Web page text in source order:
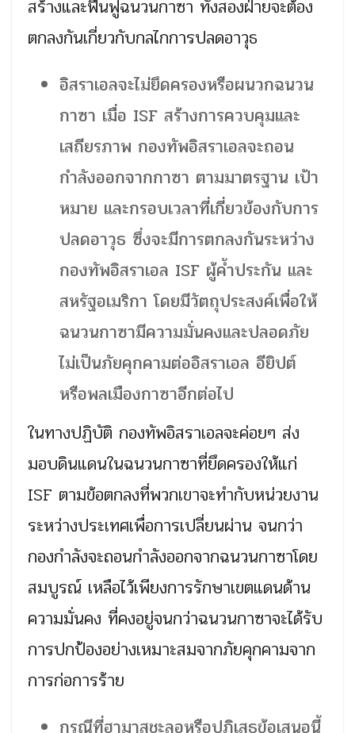
สร้างและฟื้นฟูฉนวนกาซา ทั้งสองฝ่ายจะต้อง
ตกลงกันเกี่ยวกับกลไกการปลดอาวุธ
อิสราเอลจะไม่ยึดครองหรือผนวกฉนวน
กาซา เมื่อ ISF สร้างการควบคุมและ
เสถียรภาพ กองทัพอิสราเอลจะถอน
กำลังออกจากกาซา ตามมาตรฐาน เป้า
หมาย และกรอบเวลาที่เกี่ยวข้องกับการ
ปลดอาวุธ ซึ่งจะมีการตกลงกันระหว่าง
กองทัพอิสราเอล ISF ผู้ค้ำประกัน และ
สหรัฐอเมริกา โดยมีวัตถุประสงค์เพื่อให้
ฉนวนกาซามีความมั่นคงและปลอดภัย
ไม่เป็นภัยคุกคามต่ออิสราเอล อียิปต์
หรือพลเมืองกาซาอีกต่อไป
ในทางปฏิบัติ กองทัพอิสราเอลจะค่อยๆ ส่ง
มอบดินแดนในฉนวนกาซาที่ยึดครองให้แก่
ISF ตามข้อตกลงที่พวกเขาจะทำกับหน่วยงาน
ระหว่างประเทศเพื่อการเปลี่ยนผ่าน จนกว่า
กองกำลังจะถอนกำลังออกจากฉนวนกาซาโดย
สมบูรณ์ เหลือไว้เพียงการรักษาเขตแดนด้าน
ความมั่นคง ที่คงอยู่จนกว่าฉนวนกาซาจะได้รับ
การปกป้องอย่างเหมาะสมจากภัยคุกคามจาก
การก่อการร้าย
กรณีที่ฮามาสชะลอหรือปฏิเสธข้อเสนอนี้